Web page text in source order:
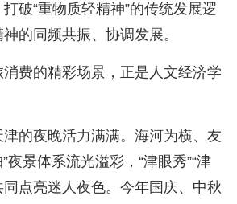
破“重物质轻精神”的传统发展逻
的同频共振、协调发展。
费的精彩场景，正是人文经济学
的夜晚活力满满。海河为横、友
夜景体系流光溢彩，“津眼秀”“津
同点亮迷人夜色。今年国庆、中秋